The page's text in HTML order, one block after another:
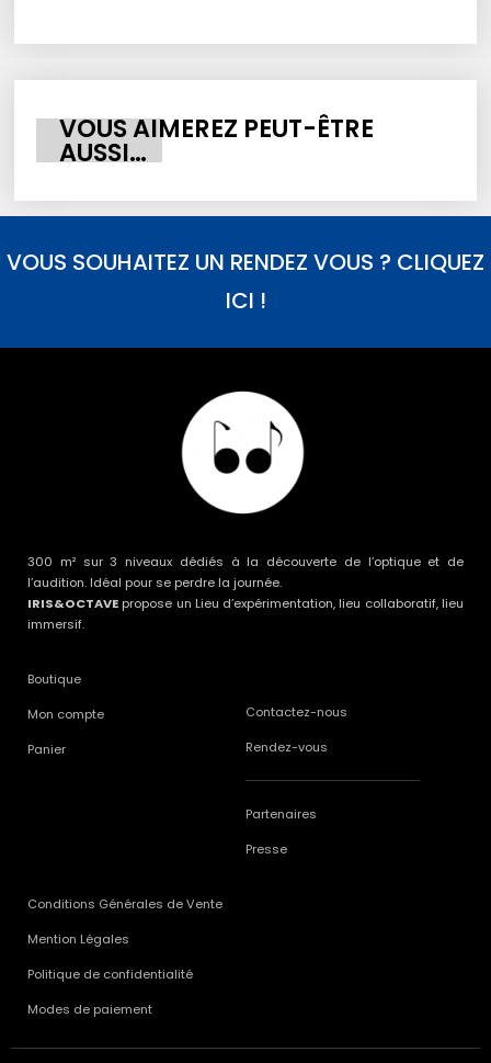
VOUS AIMEREZ PEUT-ÊTRE
AUSSI…
VOUS SOUHAITEZ UN RENDEZ VOUS ? CLIQUEZ
ICI !
300 m² sur 3 niveaux dédiés à la découverte de l’optique et de
l’audition. Idéal pour se perdre la journée.
IRIS&OCTAVE propose un Lieu d’expérimentation, lieu collaboratif, lieu
immersif.
Boutique
Mon compte
Panier
Contactez-nous
Rendez-vous
Partenaires
Presse
Conditions Générales de Vente
Mention Légales
Politique de confidentialité
Modes de paiement